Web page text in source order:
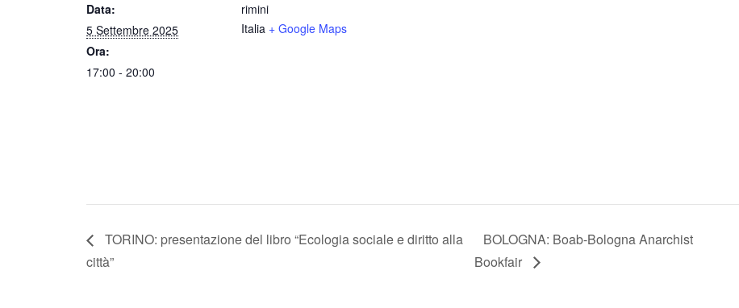
Data:
5 Settembre 2025
Ora:
17:00 - 20:00
rimini
Italia + Google Maps
TORINO: presentazione del libro “Ecologia sociale e diritto alla
città”
BOLOGNA: Boab-Bologna Anarchist
Bookfair